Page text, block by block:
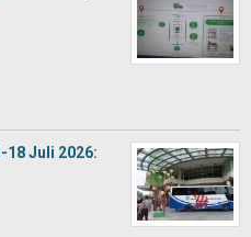
18 Juli 2026: